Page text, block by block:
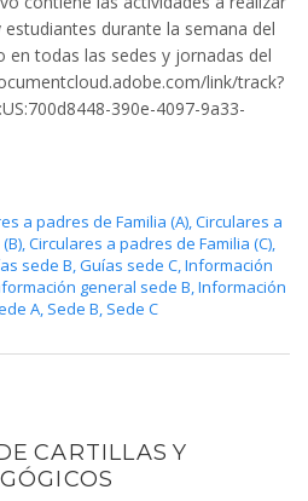
durante la semana del
en todas las sedes y jornadas del
link/track?
390e-4097-9a33-
a padres de Familia (A),Circulares a
,Circulares a padres de Familia (C),
sede B,Guías sede C,Información
general sede B,Información
A, Sede B, Sede C
CARTILLAS Y